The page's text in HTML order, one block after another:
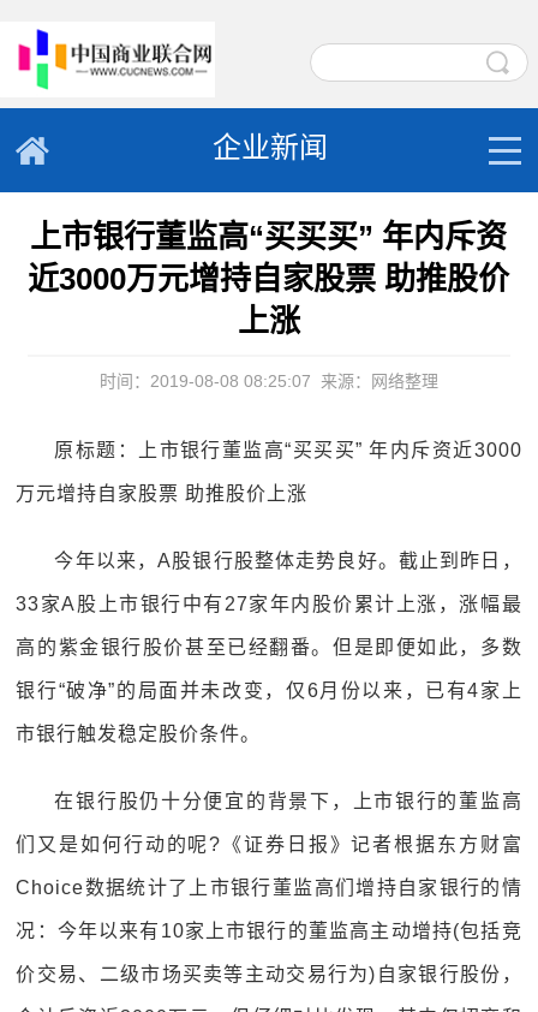
企业新闻
上市银行董监高“买买买” 年内斥资
近3000万元增持自家股票 助推股价
上涨
时间：2019-08-08 08:25:07 来源：网络整理
原标题：上市银行董监高“买买买” 年内斥资近3000
万元增持自家股票 助推股价上涨
今年以来，A股银行股整体走势良好。截止到昨日，
33家A股上市银行中有27家年内股价累计上涨，涨幅最
高的紫金银行股价甚至已经翻番。但是即便如此，多数
银行“破净”的局面并未改变，仅6月份以来，已有4家上
市银行触发稳定股价条件。
在银行股仍十分便宜的背景下，上市银行的董监高
们又是如何行动的呢?《证券日报》记者根据东方财富
Choice数据统计了上市银行董监高们增持自家银行的情
况：今年以来有10家上市银行的董监高主动增持(包括竞
价交易、二级市场买卖等主动交易行为)自家银行股份，